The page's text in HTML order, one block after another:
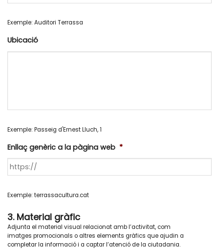
Exemple: Auditori Terrassa
Ubicació
Exemple: Passeig d'Ernest Lluch, 1
Enllaç genèric a la pàgina web *
Exemple: terrassacultura.cat
3. Material gràfic
Adjunta el material visual relacionat amb l’activitat, com
imatges promocionals o altres elements gràfics que ajudin a
completar la informació i a captar l’atenció de la ciutadania.